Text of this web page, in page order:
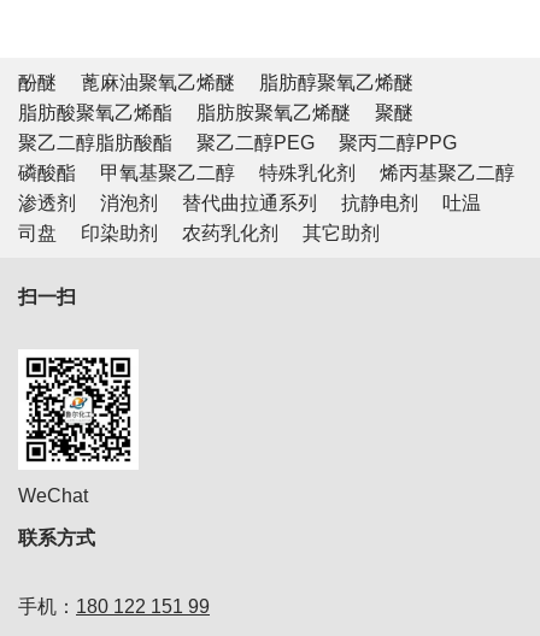
酚醚 蓖麻油聚氧乙烯醚
脂肪醇聚氧乙烯醚
脂肪酸聚氧乙烯酯
脂肪胺聚氧乙烯醚
聚醚
聚乙二醇脂肪酸酯
聚乙二醇PEG
聚丙二醇PPG
磷酸酯
甲氧基聚乙二醇 特殊乳化剂
烯丙基聚乙二醇
渗透剂
消泡剂 替代曲拉通系列 抗静电剂
吐温
司盘
印染助剂 农药乳化剂 其它助剂
扫一扫
WeChat
联系方式
手机： 180 122 151 99